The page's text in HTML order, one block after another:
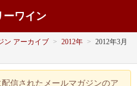
ーワイン
ン アーカイブ > 2012年 > 2012年3月
信されたメールマガジンのア